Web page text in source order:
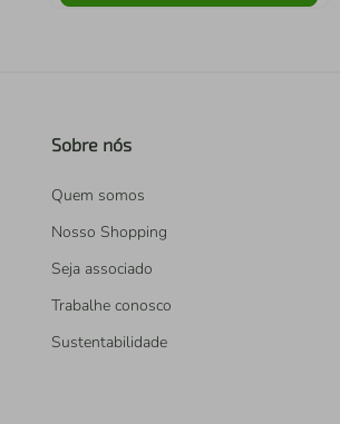
Sobre nós
Quem somos
Nosso Shopping
Seja associado
Trabalhe conosco
Sustentabilidade